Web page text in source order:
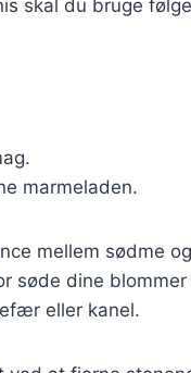
skal du bruge
marmeladen.
mellem sødme
dine blommer
eller kanel.